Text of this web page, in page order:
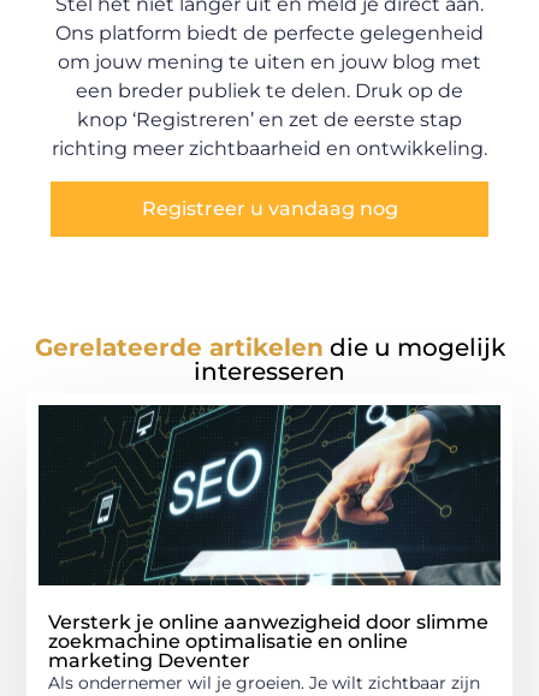
Ons platform biedt de perfecte gelegenheid
om jouw mening te uiten en jouw blog met
een breder publiek te delen. Druk op de
knop ‘Registreren’ en zet de eerste stap
richting meer zichtbaarheid en ontwikkeling.
Registreer u vandaag nog
Gerelateerde artikelen die u mogelijk
interesseren
Versterk je online aanwezigheid door slimme
zoekmachine optimalisatie en online
marketing Deventer
Als ondernemer wil je groeien. Je wilt zichtbaar zijn